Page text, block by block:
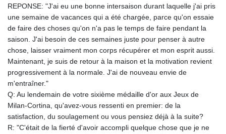
REPONSE: "J'ai eu une bonne intersaison durant laquelle j'ai pris
une semaine de vacances qui a été chargée, parce qu'on essaie
de faire des choses qu'on n'a pas le temps de faire pendant la
saison. J'ai besoin de ces semaines juste pour penser à autre
chose, laisser vraiment mon corps récupérer et mon esprit aussi.
Maintenant, je suis de retour à la maison et la motivation revient
progressivement à la normale. J'ai de nouveau envie de
m'entraîner."
Q: Au lendemain de votre sixième médaille d'or aux Jeux de
Milan-Cortina, qu'avez-vous ressenti en premier: de la
satisfaction, du soulagement ou vous pensiez déjà à la suite?
R: "C'était de la fierté d'avoir accompli quelque chose que je ne